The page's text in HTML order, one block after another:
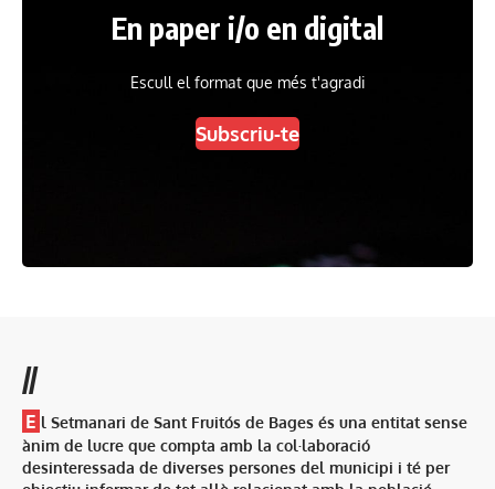
En paper i/o en digital
Escull el format que més t'agradi
Subscriu-te
//
E l Setmanari de Sant Fruitós de Bages és una entitat sense
ànim de lucre que compta amb la col·laboració
desinteressada de diverses persones del municipi i té per